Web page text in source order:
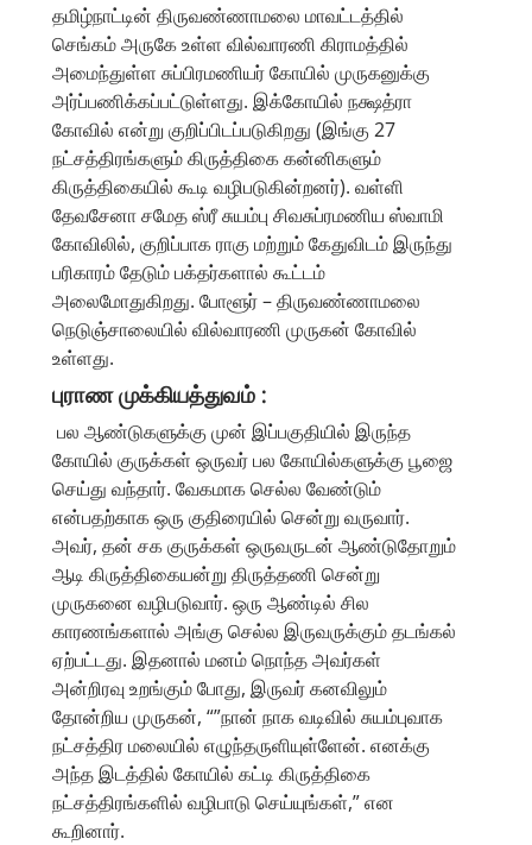
தமிழ்நாட்டின் திருவண்ணாமலை மாவட்டத்தில்
செங்கம் அருகே உள்ள வில்வாரணி கிராமத்தில்
அமைந்துள்ள சுப்பிரமணியர் கோயில் முருகனுக்கு
அர்ப்பணிக்கப்பட்டுள்ளது. இக்கோயில் நக்ஷத்ரா
கோவில் என்று குறிப்பிடப்படுகிறது (இங்கு 27
நட்சத்திரங்களும் கிருத்திகை கன்னிகளும்
கிருத்திகையில் கூடி வழிபடுகின்றனர்). வள்ளி
தேவசேனா சமேத ஸ்ரீ சுயம்பு சிவசுப்ரமணிய ஸ்வாமி
கோவிலில், குறிப்பாக ராகு மற்றும் கேதுவிடம் இருந்து
பரிகாரம் தேடும் பக்தர்களால் கூட்டம்
அலைமோதுகிறது. போளூர் – திருவண்ணாமலை
நெடுஞ்சாலையில் வில்வாரணி முருகன் கோவில்
உள்ளது.
புராண முக்கியத்துவம் :
பல ஆண்டுகளுக்கு முன் இப்பகுதியில் இருந்த
கோயில் குருக்கள் ஒருவர் பல கோயில்களுக்கு பூஜை
செய்து வந்தார். வேகமாக செல்ல வேண்டும்
என்பதற்காக ஒரு குதிரையில் சென்று வருவார்.
அவர், தன் சக குருக்கள் ஒருவருடன் ஆண்டுதோறும்
ஆடி கிருத்திகையன்று திருத்தணி சென்று
முருகனை வழிபடுவார். ஒரு ஆண்டில் சில
காரணங்களால் அங்கு செல்ல இருவருக்கும் தடங்கல்
ஏற்பட்டது. இதனால் மனம் நொந்த அவர்கள்
அன்றிரவு உறங்கும் போது, இருவர் கனவிலும்
தோன்றிய முருகன், “”நான் நாக வடிவில் சுயம்புவாக
நட்சத்திர மலையில் எழுந்தருளியுள்ளேன். எனக்கு
அந்த இடத்தில் கோயில் கட்டி கிருத்திகை
நட்சத்திரங்களில் வழிபாடு செய்யுங்கள்,” என
கூறினார்.